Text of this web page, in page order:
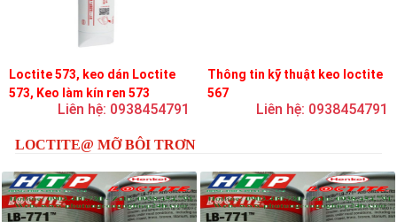
Loctite 573, keo dán Loctite
573, Keo làm kín ren 573
Liên hệ: 0938454791
Thông tin kỹ thuật keo loctite
567
Liên hệ: 0938454791
LOCTITE@ MỠ BÔI TRƠN